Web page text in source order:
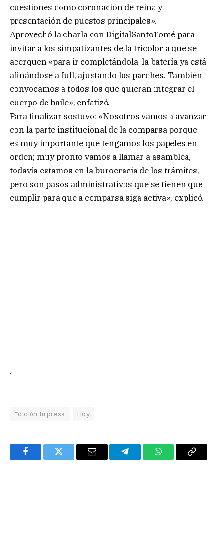
cuestiones como coronación de reina y
presentación de puestos principales».
Aprovechó la charla con DigitalSantoTomé para
invitar a los simpatizantes de la tricolor a que se
acerquen «para ir completándola; la batería ya está
afinándose a full, ajustando los parches. También
convocamos a todos los que quieran integrar el
cuerpo de baile», enfatizó.
Para finalizar sostuvo: «Nosotros vamos a avanzar
con la parte institucional de la comparsa porque
es muy importante que tengamos los papeles en
orden; muy pronto vamos a llamar a asamblea,
todavía estamos en la burocracia de los trámites,
pero son pasos administrativos que se tienen que
cumplir para que a comparsa siga activa», explicó.
.
Edición Impresa Hoy
FacebookTwitter Email TelegramWhatsAppCopy